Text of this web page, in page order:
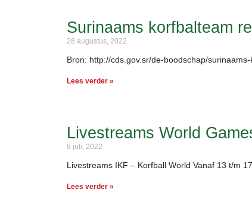
Surinaams korfbalteam
28 augustus, 2022
Bron: http://cds.gov.sr/de-boodschap/
Lees verder »
Livestreams World
8 juli, 2022
Livestreams IKF – Korfball World Vanaf 13 t/m
Lees verder »